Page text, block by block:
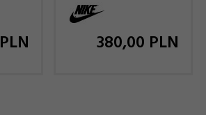
PLN 380,00 PLN